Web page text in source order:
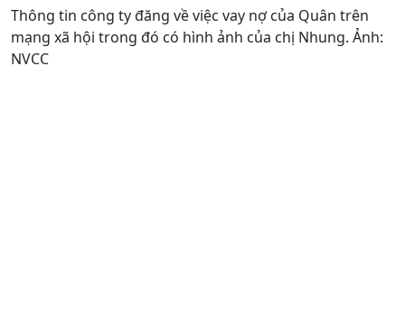
Thông tin công ty đăng về việc vay nợ của Quân trên
mạng xã hội trong đó có hình ảnh của chị Nhung. Ảnh:
NVCC